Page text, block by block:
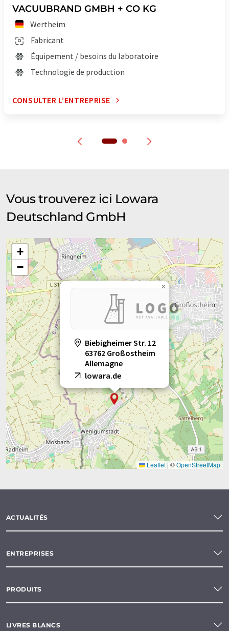
VACUUBRAND GMBH + CO KG
Wertheim
Fabricant
Équipement / besoins du laboratoire
Technologie de production
CONSULTER L’ENTREPRISE
Vous trouverez ici Lowara
Deutschland GmbH
Biebigheimer Str. 12
63762 Großostheim
Allemagne
lowara.de
×
+
−
Leaflet | ©OpenStreetMap
ACTUALITÉS
ENTREPRISES
PRODUITS
LIVRES BLANCS